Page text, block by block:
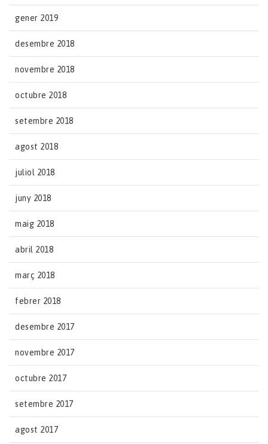
gener 2019
desembre 2018
novembre 2018
octubre 2018
setembre 2018
agost 2018
juliol 2018
juny 2018
maig 2018
abril 2018
març 2018
febrer 2018
desembre 2017
novembre 2017
octubre 2017
setembre 2017
agost 2017